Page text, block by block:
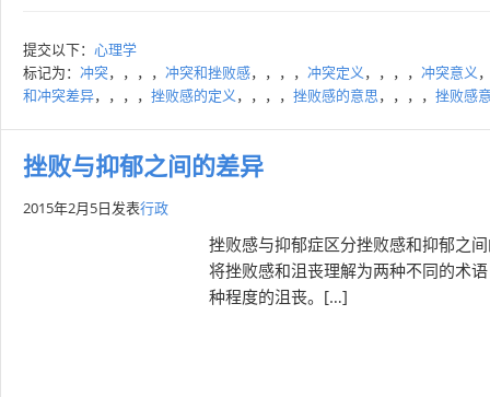
提交以下： 心理学
标记为： 冲突，，，， 冲突和挫败感，，，， 冲突定义，，，， 冲突意义
和冲突差异，，，， 挫败感的定义，，，， 挫败感的意思，，，， 挫败感
挫败与抑郁之间的差异
2015年2月5日发表行政
挫败感与抑郁症区分挫败感和抑郁之
将挫败感和沮丧理解为两种不同的术
种程度的沮丧。[…]